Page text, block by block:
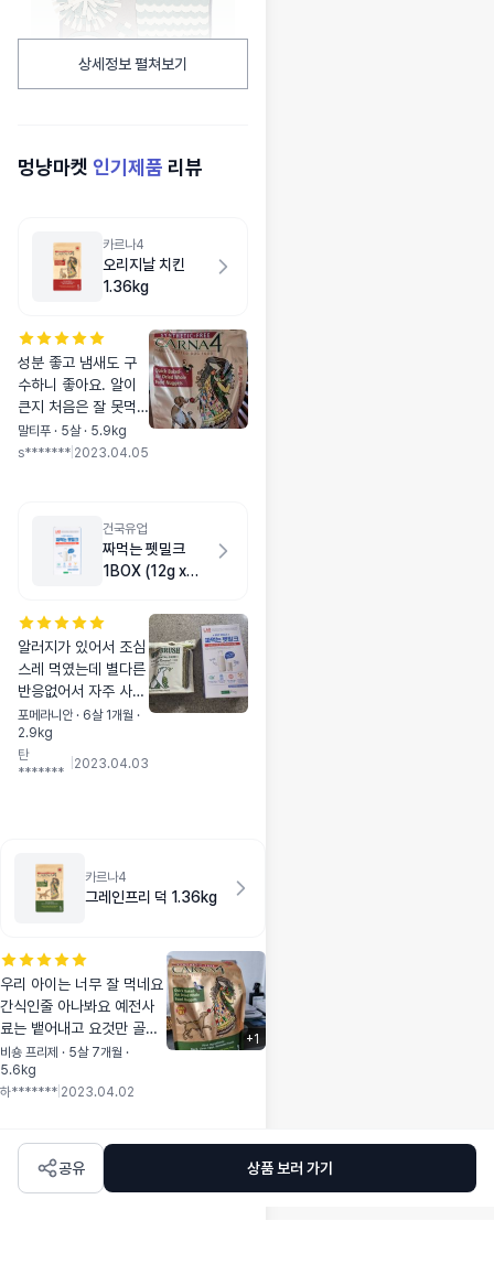
상세정보 펼쳐보기
멍냥마켓 인기제품 리뷰
카르나4
오리지날 치킨
1.36kg
성분 좋고 냄새도 구
수하니 좋아요. 알이
큰지 처음은 잘 못먹
는데 ..물에 불여 주니
까 한번 맛 보더니 딴
말티푸 · 5살 · 5.9kg
s******* 2023.04.05
건국유업
짜먹는 펫밀크
1BOX (12g x
알러지가 있어서 조심
스레 먹였는데 별다른
반응없어서 자주 사서
먹여야겠어요~냄새가
저두 먹고싶어요~먹
고 건강해졌으면 좋겠
포메라니안 · 6살 1개월 ·
2.9kg
탄
*******
2023.04.03
카르나4
그레인프리 덕 1.36kg
우리 아이는 너무 잘 먹네요
간식인줄 아나봐요 예전사
료는 뱉어내고 요것만 골라
먹어요 산책갈때 다른 귀요
미들을 위해 가져가는데 다
들 잘 먹어요 사료인줄 모르
조금 나요 그래도 좋은 사료
애 안테 잘 맞는거같아 너무
비숑 프리제 · 5살 7개월 ·
5.6kg
하******* 2023.04.02
+1
공유 상품 보러 가기